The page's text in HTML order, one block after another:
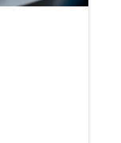
rentabilidad.